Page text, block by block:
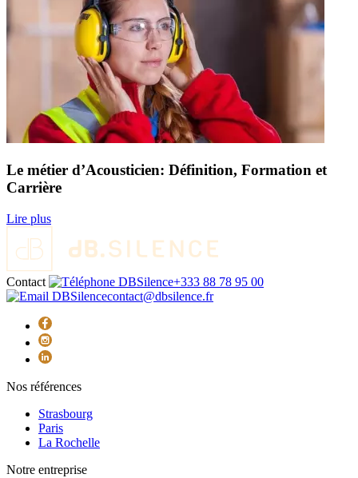
Le métier d’Acousticien: Définition, Formation et
Carrière
Lire plus
Contact
+333 88 78 95 00
contact@dbsilence.fr
Nos références
Strasbourg
Paris
La Rochelle
Notre entreprise